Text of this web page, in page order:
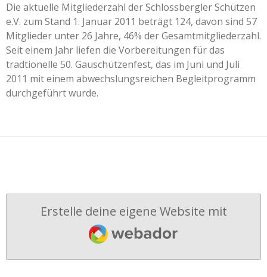
Die aktuelle Mitgliederzahl der Schlossbergler Schützen
e.V. zum Stand 1. Januar 2011 beträgt 124, davon sind 57
Mitglieder unter 26 Jahre, 46% der Gesamtmitgliederzahl.
Seit einem Jahr liefen die Vorbereitungen für das
tradtionelle 50. Gauschützenfest, das im Juni und Juli
2011 mit einem abwechslungsreichen Begleitprogramm
durchgeführt wurde.
Erstelle deine eigene Website mit
Webador